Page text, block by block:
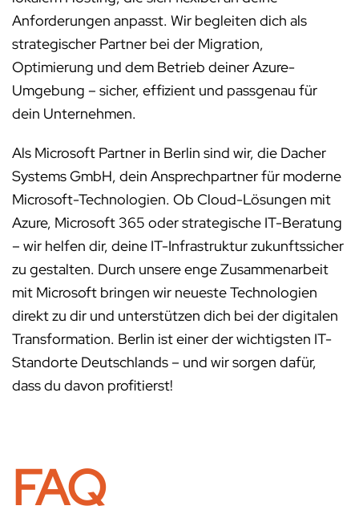
Anforderungen anpasst. Wir begleiten dich als
strategischer Partner bei der Migration,
Optimierung und dem Betrieb deiner Azure-
Umgebung – sicher, effizient und passgenau für
dein Unternehmen.
Als Microsoft Partner in Berlin sind wir, die Dacher
Systems GmbH, dein Ansprechpartner für moderne
Microsoft-Technologien. Ob Cloud-Lösungen mit
Azure, Microsoft 365 oder strategische IT-Beratung
– wir helfen dir, deine IT-Infrastruktur zukunftssicher
zu gestalten. Durch unsere enge Zusammenarbeit
mit Microsoft bringen wir neueste Technologien
direkt zu dir und unterstützen dich bei der digitalen
Transformation. Berlin ist einer der wichtigsten IT-
Standorte Deutschlands – und wir sorgen dafür,
dass du davon profitierst!
FAQ